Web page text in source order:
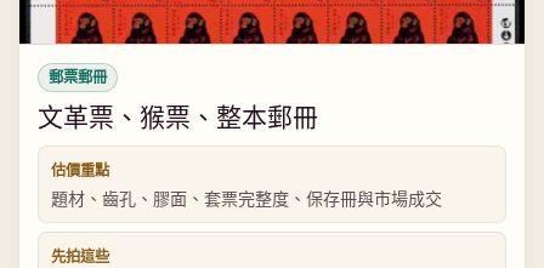
郵票郵冊
文革票、猴票、整本郵冊
估價重點
題材、齒孔、膠面、套票完整度、保存冊與市場成交
先拍這些